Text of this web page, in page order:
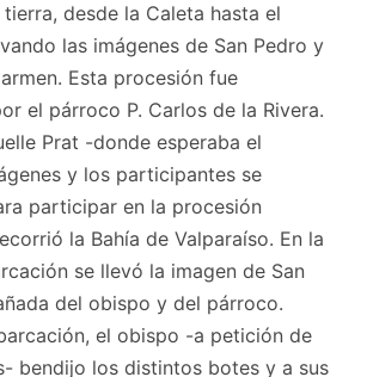
desde la Caleta hasta el
las imágenes de San Pedro y
Esta procesión fue
el párroco P. Carlos de la Rivera.
Prat -donde esperaba el
y los participantes se
participar en la procesión
la Bahía de Valparaíso. En la
se llevó la imagen de San
del obispo y del párroco.
el obispo -a petición de
bendijo los distintos botes y a sus